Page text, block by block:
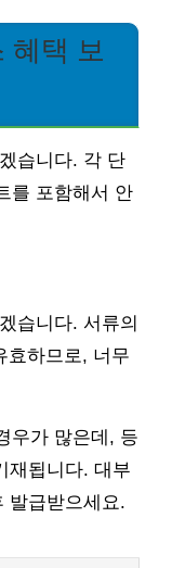
혜택 보
습니다. 각 단
를 포함해서 안
습니다. 서류의
효하므로, 너무
우가 많은데, 등
재됩니다. 대부
발급받으세요.